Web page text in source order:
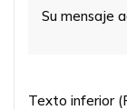
Texto inferior